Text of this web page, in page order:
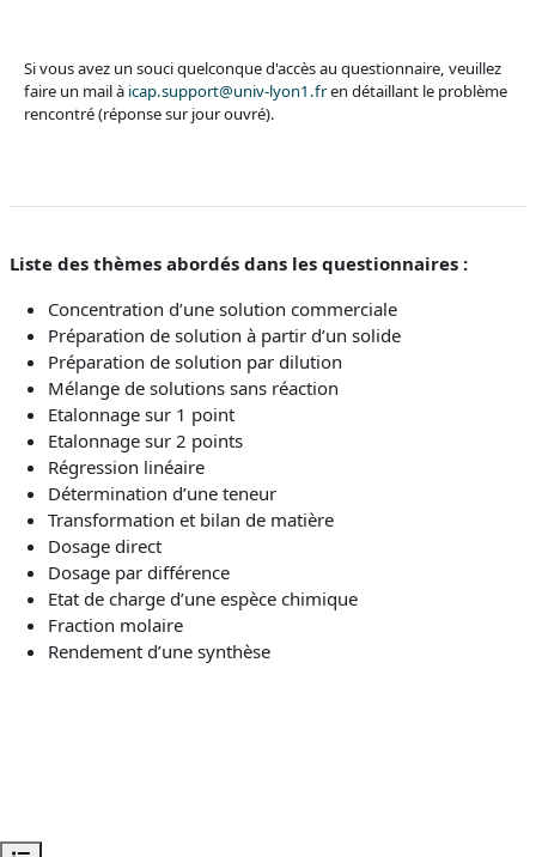
Si vous avez un souci quelconque d'accès au questionnaire, veuillez
faire un mail à icap.support@univ-lyon1.fren détaillant le problème
rencontré (réponse sur jour ouvré).
Liste des thèmes abordés dans les questionnaires :
Concentration d’une solution commerciale
Préparation de solution à partir d’un solide
Préparation de solution par dilution
Mélange de solutions sans réaction
Etalonnage sur 1 point
Etalonnage sur 2 points
Régression linéaire
Détermination d’une teneur
Transformation et bilan de matière
Dosage direct
Dosage par différence
Etat de charge d’une espèce chimique
Fraction molaire
Rendement d’une synthèse